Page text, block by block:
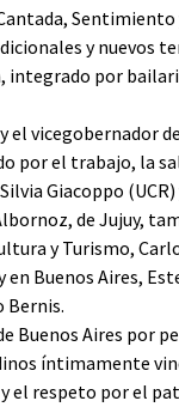
y nuevos
por
el vicegobernador
por el trabajo, la
Giacoppo
de Jujuy,
y Turismo,
Buenos Aires,
Bernis.
Buenos Aires por
íntimamente
el respeto por el